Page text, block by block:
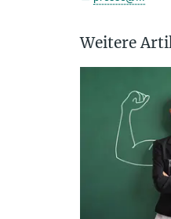
Weitere